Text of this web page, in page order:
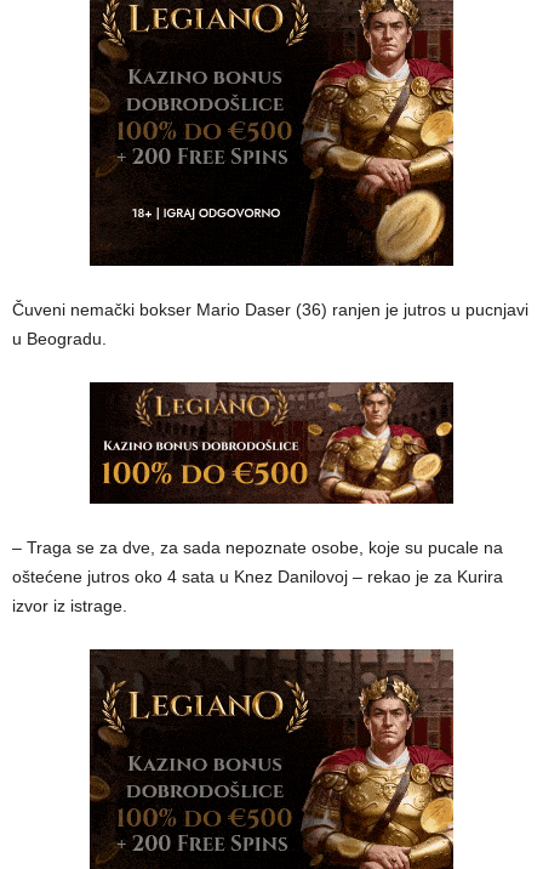
Čuveni nemački bokser Mario Daser (36) ranjen je jutros u pucnjavi
u Beogradu.
– Traga se za dve, za sada nepoznate osobe, koje su pucale na
oštećene jutros oko 4 sata u Knez Danilovoj – rekao je za Kurira
izvor iz istrage.